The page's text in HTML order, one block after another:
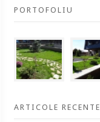
PORTOFOLIU
ARTICOLE RECENTE